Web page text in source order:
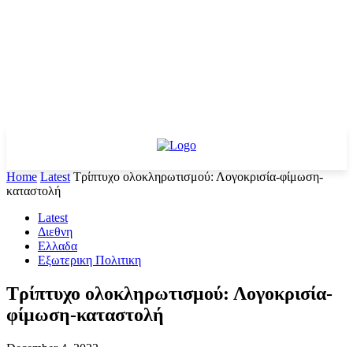
Home Latest Τρίπτυχο ολοκληρωτισμού: Λογοκρισία-φίμωση-
καταστολή
Latest
Διεθνη
Ελλαδα
Εξωτερικη Πολιτικη
Τρίπτυχο ολοκληρωτισμού: Λογοκρισία-
φίμωση-καταστολή